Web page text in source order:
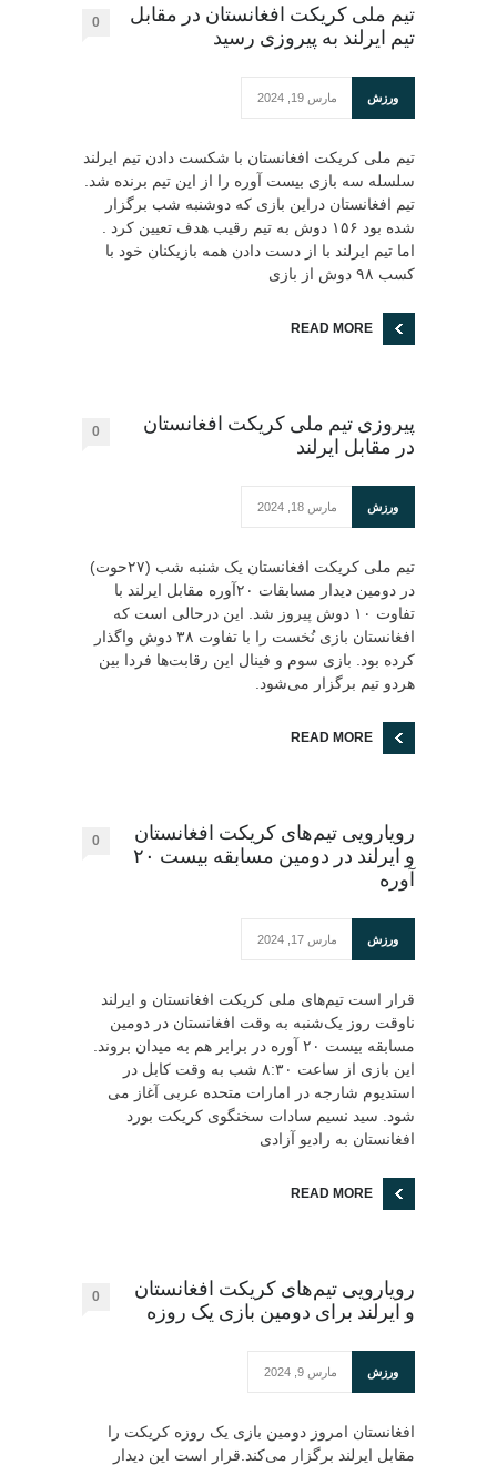
تیم ملی کریکت افغانستان در مقابل
تیم ایرلند به پیروزی رسید
0
ورزش مارس 19, 2024
تیم ملی کریکت افغانستان با شکست دادن تیم ایرلند
سلسله سه بازی بیست آوره را از این تیم برنده شد.
تیم افغانستان دراین بازی که دوشنبه شب برگزار
شده بود ۱۵۶ دوش به تیم رقیب هدف تعیین کرد .
اما تیم ایرلند با از دست دادن همه بازیکنان خود با
کسب ۹۸ دوش از بازی
READ MORE
پیروزی تیم ملی کریکت افغانستان
در مقابل ایرلند
0
ورزش مارس 18, 2024
تیم ملی کریکت افغانستان یک شنبه شب (۲۷حوت)
در دومین دیدار مسابقات ۲۰آوره مقابل ایرلند با
تفاوت ۱۰ دوش پیروز شد. این درحالی است که
افغانستان بازی نُخست را با تفاوت ۳۸ دوش واگذار
کرده بود. بازی سوم و فینال این رقابت‌ها فردا بین
هردو تیم برگزار می‌شود.
READ MORE
رویارویی تیم‌های کریکت افغانستان
و ایرلند در دومین مسابقه بیست ۲۰
آوره
0
ورزش مارس 17, 2024
قرار است تیم‌های ملی کریکت افغانستان و ایرلند
ناوقت روز یک‌شنبه به وقت افغانستان در دومین
مسابقه بیست ۲۰ آوره در برابر هم به میدان بروند.
این بازی از ساعت ۸:۳۰ شب به وقت کابل در
استدیوم شارجه در امارات متحده عربی آغاز می
شود. سید نسیم سادات سخنگوی کریکت بورد
افغانستان به رادیو آزادی
READ MORE
رویارویی تیم‌های کریکت افغانستان
و ایرلند برای دومین بازی یک روزه
0
ورزش مارس 9, 2024
افغانستان امروز دومین بازی یک روزه کریکت را
مقابل ایرلند برگزار می‌کند.‏قرار است این دیدار